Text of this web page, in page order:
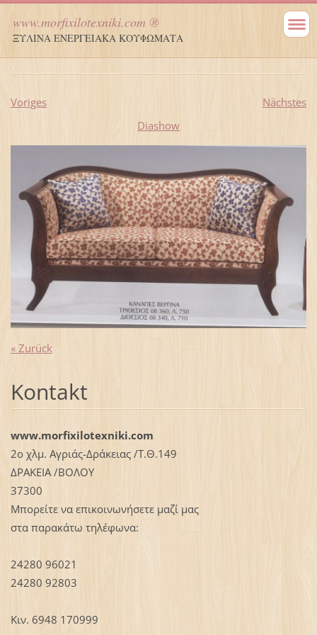
www.morfixilotexniki.com ®
ΞΥΛΙΝΑ ΕΝΕΡΓΕΙΑΚΑ ΚΟΥΦΩΜΑΤΑ
Voriges
Nächstes
Diashow
« Zurück
Kontakt
www.morfixilotexniki.com
2ο χλμ. Αγριάς-Δράκειας /Τ.Θ.149
ΔΡΑΚΕΙΑ /ΒΟΛΟΥ
37300
Μπορείτε να επικοινωνήσετε μαζί μας
στα παρακάτω τηλέφωνα:
24280 96021
24280 92803
Κιν. 6948 170999